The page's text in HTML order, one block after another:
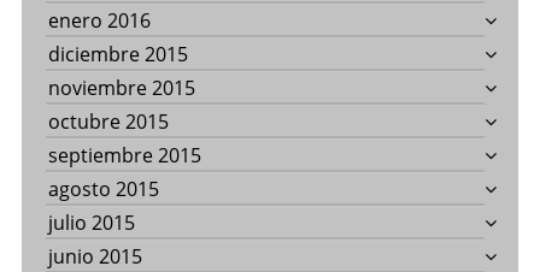
enero 2016
diciembre 2015
noviembre 2015
octubre 2015
septiembre 2015
agosto 2015
julio 2015
junio 2015